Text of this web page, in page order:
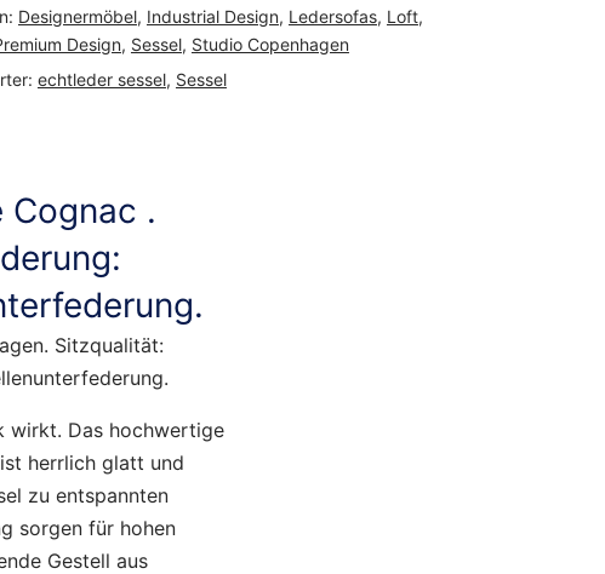
Designermöbel, Industrial Design, Ledersofas, Loft,
Design, Sessel, Studio Copenhagen
echtleder sessel, Sessel
Cognac .
Sitzqualität:
wirkt. Das hochwertige
herrlich glatt und
zu entspannten
sorgen für hohen
Gestell aus